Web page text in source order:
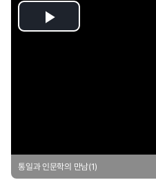
Play
통일과 인문학의 만남(1)